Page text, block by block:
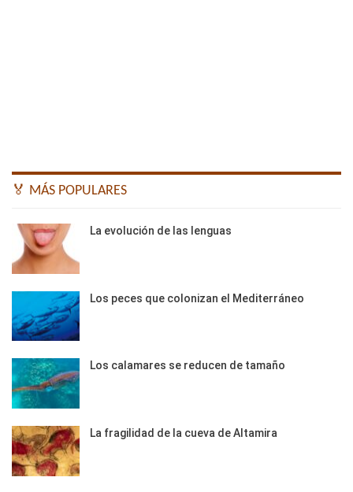
🏅 MÁS POPULARES
La evolución de las lenguas
Los peces que colonizan el Mediterráneo
Los calamares se reducen de tamaño
La fragilidad de la cueva de Altamira